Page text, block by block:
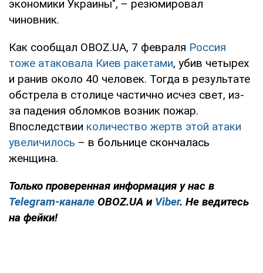
экономики Украины", – резюмировал
чиновник.
Как сообщал OBOZ.UA, 7 февраля Россия
тоже атаковала Киев ракетами, убив четырех
и ранив около 40 человек. Тогда в результате
обстрела в столице частично исчез свет, из-
за падения обломков возник пожар.
Впоследствии количество жертв этой атаки
увеличилось – в больнице скончалась
женщина.
Только проверенная информация у нас в
Telegram-канале OBOZ.UA и Viber. Не ведитесь
на фейки!